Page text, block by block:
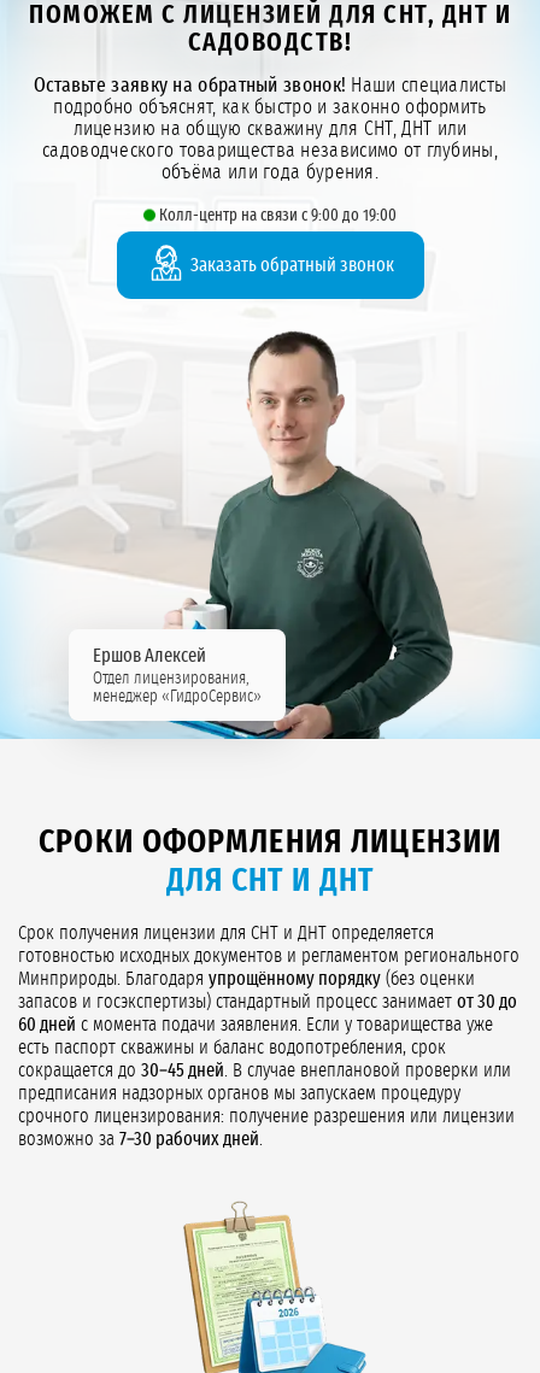
ПОМОЖЕМ С ЛИЦЕНЗИЕЙ ДЛЯ СНТ, ДНТ И
САДОВОДСТВ!
Оставьте заявку на обратный звонок! Наши специалисты
подробно объяснят, как быстро и законно оформить
лицензию на общую скважину для СНТ, ДНТ или
садоводческого товарищества независимо от глубины,
объёма или года бурения.
Колл-центр на связи с 9:00 до 19:00
Заказать обратный звонок
Ершов Алексей
Отдел лицензирования,
менеджер «ГидроСервис»
СРОКИ ОФОРМЛЕНИЯ ЛИЦЕНЗИИ
ДЛЯ СНТ И ДНТ
Срок получения лицензии для СНТ и ДНТ определяется
готовностью исходных документов и регламентом регионального
Минприроды. Благодаря упрощённому порядку (без оценки
запасов и госэкспертизы) стандартный процесс занимает от 30 до
60 дней с момента подачи заявления. Если у товарищества уже
есть паспорт скважины и баланс водопотребления, срок
сокращается до 30–45 дней . В случае внеплановой проверки или
предписания надзорных органов мы запускаем процедуру
срочного лицензирования: получение разрешения или лицензии
возможно за 7–30 рабочих дней